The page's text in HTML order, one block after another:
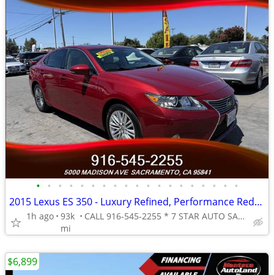
• • • • • • • • • • • • • • • • • • •
2015 Lexus ES 350 - Luxury Refined, Performance Redefined.
1h ago 93k
mi
CALL 916-545-2255 * 7 STAR AUTO SALES // 5000 MADISON AVE
$6,899